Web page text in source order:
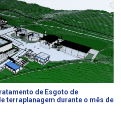
de Esgoto de
terraplanagem durante o mês de